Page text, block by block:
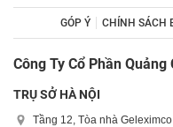
GÓP Ý CHÍNH SÁCH
Công Ty Cổ Phần
TRỤ SỞ HÀ NỘI
Tầng 12, Tòa nhà